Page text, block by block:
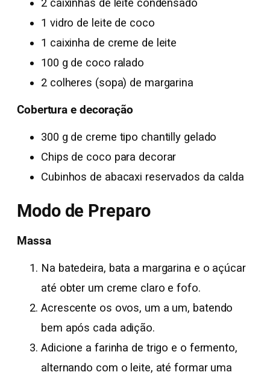
2 caixinhas de leite condensado
1 vidro de leite de coco
1 caixinha de creme de leite
100 g de coco ralado
2 colheres (sopa) de margarina
Cobertura e decoração
300 g de creme tipo chantilly gelado
Chips de coco para decorar
Cubinhos de abacaxi reservados da calda
Modo de Preparo
Massa
Na batedeira, bata a margarina e o açúcar
até obter um creme claro e fofo.
Acrescente os ovos, um a um, batendo
bem após cada adição.
Adicione a farinha de trigo e o fermento,
alternando com o leite, até formar uma